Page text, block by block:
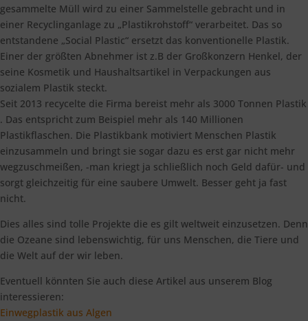
gesammelte Müll wird zu einer Sammelstelle gebracht und in
einer Recyclinganlage zu „Plastikrohstoff“ verarbeitet. Das so
entstandene „Social Plastic“ ersetzt das konventionelle Plastik.
Einer der größten Abnehmer ist z.B der Großkonzern Henkel, der
seine Kosmetik und Haushaltsartikel in Verpackungen aus
sozialem Plastik steckt.
Seit 2013 recycelte die Firma bereist mehr als 3000 Tonnen Plastik
. Das entspricht zum Beispiel mehr als 140 Millionen
Plastikflaschen. Die Plastikbank motiviert Menschen Plastik
einzusammeln und bringt sie sogar dazu es erst gar nicht mehr
wegzuschmeißen, -man kriegt ja schließlich noch Geld dafür- und
sorgt gleichzeitig für eine saubere Umwelt. Besser geht ja fast
nicht.
Dies alles sind tolle Projekte die es gilt weltweit einzusetzen. Denn
die Ozeane sind lebenswichtig, für uns Menschen, die Tiere und
die Welt auf der wir leben.
Eventuell könnten Sie auch diese Artikel aus unserem Blog
interessieren:
Einwegplastik aus Algen